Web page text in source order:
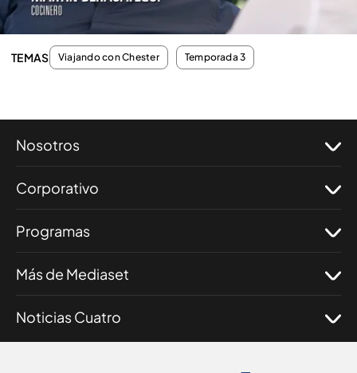
una hija y mucho “garrote”. Es Martín Berasategui.
TEMAS Viajando con Chester Temporada 3
Nosotros
Corporativo
Programas
Más de Mediaset
Noticias Cuatro